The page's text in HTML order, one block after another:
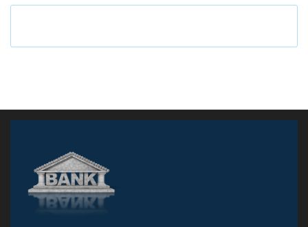
Резкого разворота на рынке автокредитов не
предвидится - «Интервью»
Что будет с наличными деньгами при цифровом